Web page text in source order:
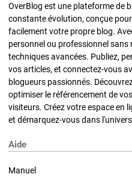
OverBlog est une plateforme de
constante évolution, conçue
facilement votre propre blog.
personnel ou professionnel sans
techniques avancées. Publiez,
vos articles, et connectez-vous
blogueurs passionnés.
optimiser le référencement de
visiteurs. Créez votre espace en
et démarquez-vous dans
Aide
Manuel